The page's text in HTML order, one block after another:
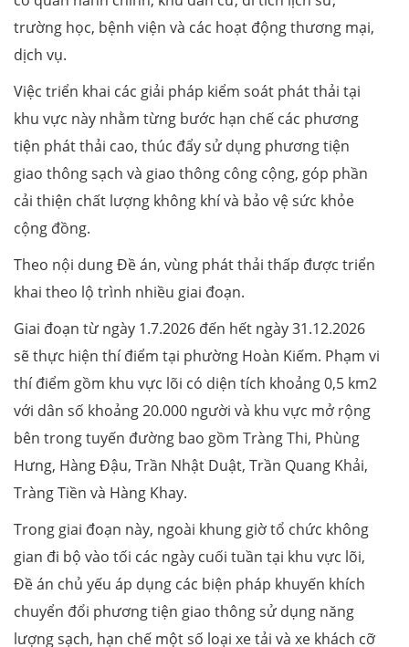
trường học, bệnh viện và các hoạt động thương mại,
dịch vụ.
Việc triển khai các giải pháp kiểm soát phát thải tại
khu vực này nhằm từng bước hạn chế các phương
tiện phát thải cao, thúc đẩy sử dụng phương tiện
giao thông sạch và giao thông công cộng, góp phần
cải thiện chất lượng không khí và bảo vệ sức khỏe
cộng đồng.
Theo nội dung Đề án, vùng phát thải thấp được triển
khai theo lộ trình nhiều giai đoạn.
Giai đoạn từ ngày 1.7.2026 đến hết ngày 31.12.2026
sẽ thực hiện thí điểm tại phường Hoàn Kiếm. Phạm vi
thí điểm gồm khu vực lõi có diện tích khoảng 0,5 km2
với dân số khoảng 20.000 người và khu vực mở rộng
bên trong tuyến đường bao gồm Tràng Thi, Phùng
Hưng, Hàng Đậu, Trần Nhật Duật, Trần Quang Khải,
Tràng Tiền và Hàng Khay.
Trong giai đoạn này, ngoài khung giờ tổ chức không
gian đi bộ vào tối các ngày cuối tuần tại khu vực lõi,
Đề án chủ yếu áp dụng các biện pháp khuyến khích
chuyển đổi phương tiện giao thông sử dụng năng
lượng sạch, hạn chế một số loại xe tải và xe khách cỡ